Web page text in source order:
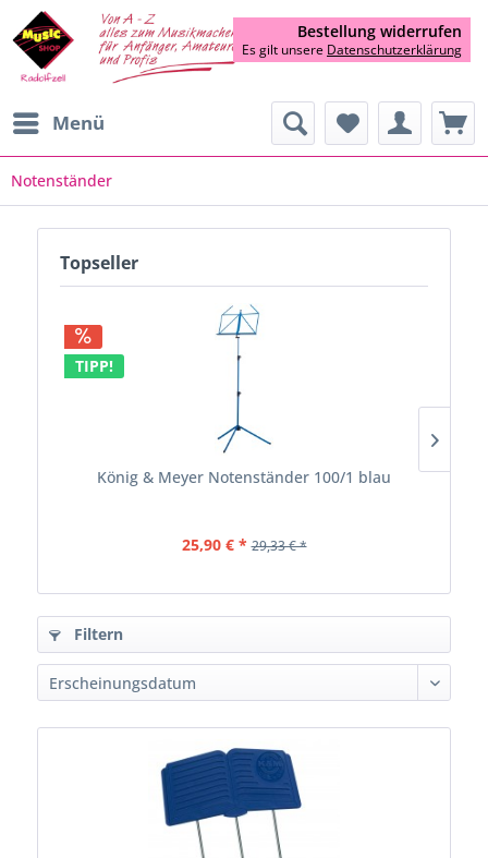
Menü
Notenständer
Topseller
TIPP!
König & Meyer Notenständer 100/1 blau
25,90 € * 29,33 € *
Filtern
Bestellung widerrufen
Es gilt unsere Datenschutzerklärung